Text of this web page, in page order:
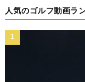
人気のゴルフ動画ラ